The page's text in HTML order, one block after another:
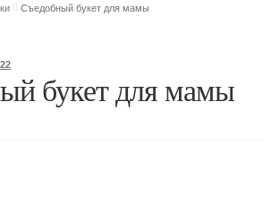
и овощей
Cъедобный букет для мамы
букет для мамы